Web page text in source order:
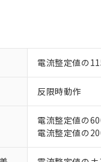
電流整定値の
反限時動作
電流整定値の
電流整定値の
ご利用条件
以下の条件をお
本サービス
くものです。
当社制御機
在庫状況お
のであり、
非該当品：ライ
仕入先様の事情
*EU RoHS指令（10物質
鉛(Pb) 1000ppm以下
六価クロム(Cr(Ⅵ))
フタル酸ビス(2-エチ
※1 中国
「○」：最大均質
「×」：最大均質
「－」：未確認
*中国RoHS10物質の基
Pb(鉛) :1000ppm、
Cr(Ⅵ)(六価クロム) :
当社は、こ
う）を輸出
などの必要
当社は規制
ます。
記
号
説明